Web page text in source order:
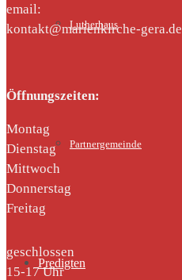
Lutherhaus
Partnergemeinde
Predigten
email:
kontakt@marienkirche-gera.de
Öffnungszeiten:
Montag
Dienstag
Mittwoch
Donnerstag
Freitag
geschlossen
15-17 Uhr